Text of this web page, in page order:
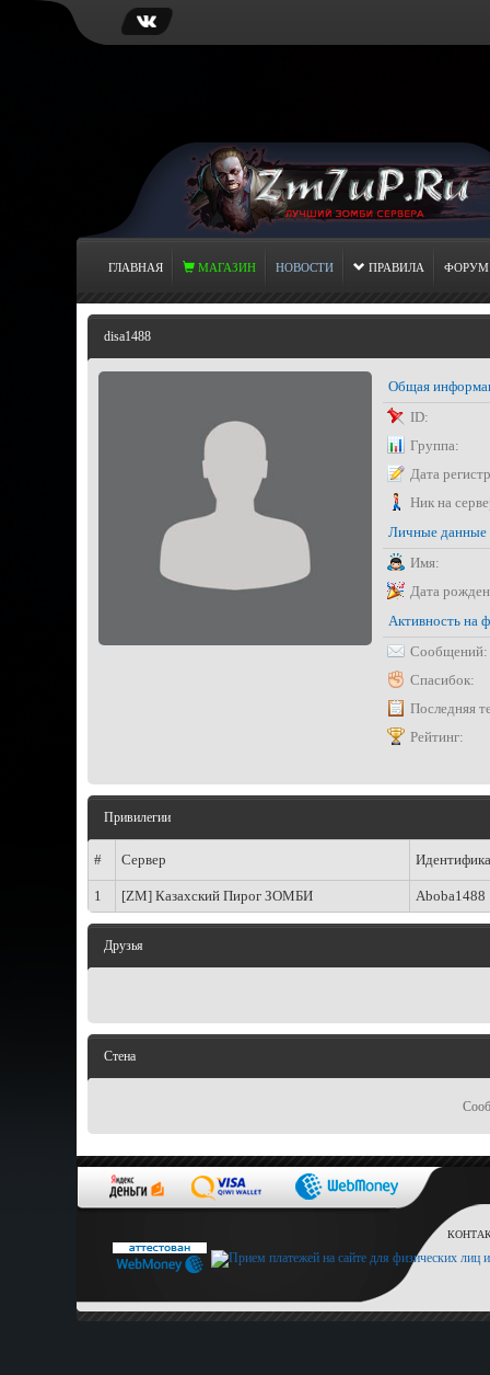
ГЛАВНАЯ МАГАЗИН НОВОСТИ ПРАВИЛА ФОРУМ
disa1488
Общая
ID:
Группа:
Дата
Ник на
Личные данные
Имя:
Дата
Активность на
Сообщений:
Спасибок:
Последняя
Рейтинг:
Привилегии
# Сервер
1 [ZM] Казахский Пирог ЗОМБИ Aboba1488
Друзья
Стена